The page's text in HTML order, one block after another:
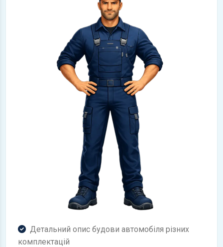
Детальний опис будови автомобіля різних
комплектацій